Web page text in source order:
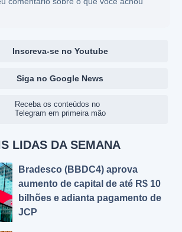
Inscreva-se no Youtube
Siga no Google News
Receba os conteúdos no
Telegram em primeira mão
LIDAS DA SEMANA
Bradesco (BBDC4) aprova
aumento de capital de até R$ 10
bilhões e adianta pagamento de
JCP